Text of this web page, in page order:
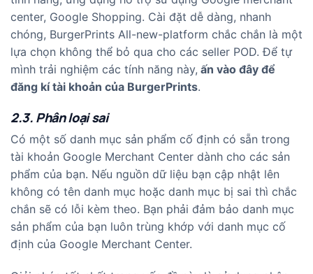
center, Google Shopping. Cài đặt dễ dàng, nhanh
chóng, BurgerPrints All-new-platform chắc chắn là một
lựa chọn không thể bỏ qua cho các seller POD. Để tự
mình trải nghiệm các tính năng này, ấn vào đây để
đăng kí tài khoản của BurgerPrints.
2.3. Phân loại sai
Có một số danh mục sản phẩm cố định có sẵn trong
tài khoản Google Merchant Center dành cho các sản
phẩm của bạn. Nếu nguồn dữ liệu bạn cập nhật lên
không có tên danh mục hoặc danh mục bị sai thì chắc
chắn sẽ có lỗi kèm theo. Bạn phải đảm bảo danh mục
sản phẩm của bạn luôn trùng khớp với danh mục cố
định của Google Merchant Center.